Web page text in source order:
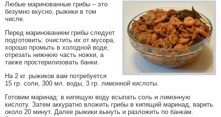
Любые маринованные грибы – это
безумно вкусно, рыжики в том
числе.
Перед маринованием грибы следует
подготовить: очистить их от мусора,
хорошо промыть в холодной воде,
отрезать нижнюю часть ножки, а
также простерилизовать банки.
На 2 кг. рыжиков вам потребуется
15 гр. соли, 300 мл. воды, 3 гр. лимонной кислоты.
Готовим маринад: в кипящую воду всыпать соль и лимонную
кислоту. Затем аккуратно вложить грибы в кипящий маринад, варить
около 20 минут. Далее рыжики вынуть и разложить по банкам.